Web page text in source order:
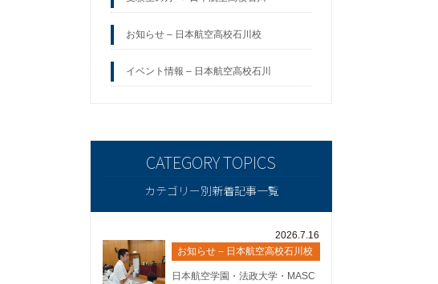
お知らせ – 日本航空高校石川校
イベント情報 – 日本航空高校石川
カテゴリー別新着記事一覧
2026.7.16
お知らせ – 日本航空高校石川校
日本航空学園・法政大学・MASC